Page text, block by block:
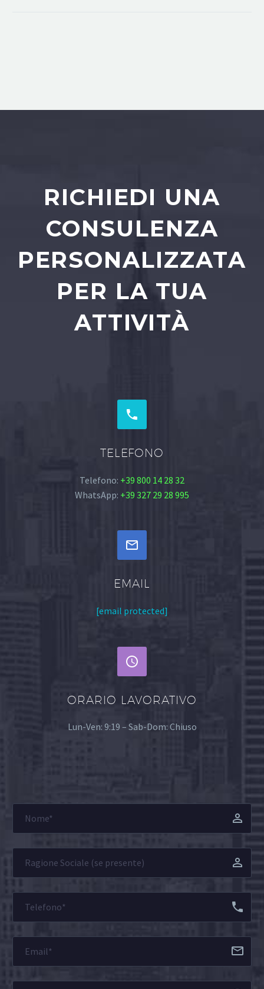
RICHIEDI UNA
CONSULENZA
PERSONALIZZATA
PER LA TUA
ATTIVITÀ


TELEFONO
Telefono: +39 800 14 28 32
WhatsApp: +39 327 29 28 995


EMAIL
[email protected]


ORARIO LAVORATIVO
Lun-Ven: 9:19 – Sab-Dom: Chiuso